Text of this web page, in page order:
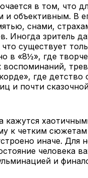
в том, что
и объективным. В
снами,
Иногда зритель
существует
в «8½», где
где детство
и почти
кажутся
к четким сюжетам
иначе. Для
человека
и